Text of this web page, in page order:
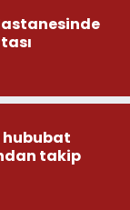
hububat
takip